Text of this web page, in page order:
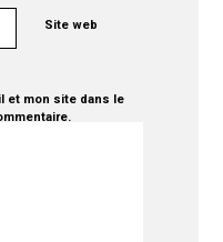
Site web
et mon site dans le